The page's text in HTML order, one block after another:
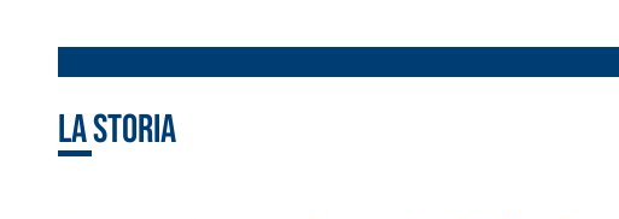
La storia
Sistema ISOLAMENTO TERMICO FASSATHERM® COLLANTI E
Collante-rasante alleggerito, fibrato, con calce idraulica
e speciali inerti alleggeriti